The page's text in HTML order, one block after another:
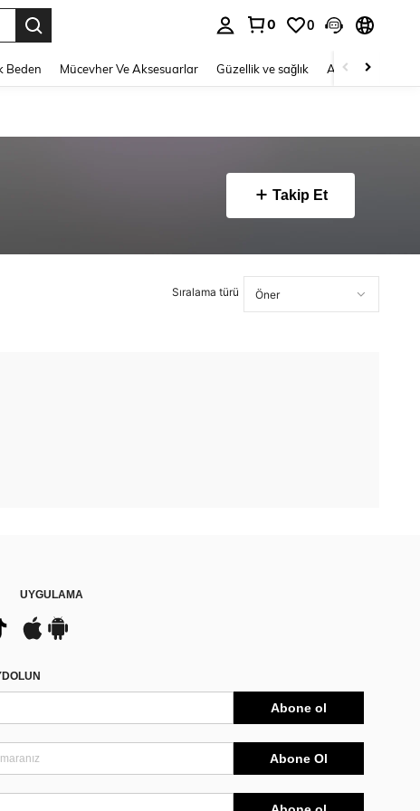
0 0
Beden Mücevher Ve Aksesuarlar Güzellik ve sağlık Ayakkabı
Takip Et
Sıralama türü
UYGULAMA
Abone ol
Abone Ol